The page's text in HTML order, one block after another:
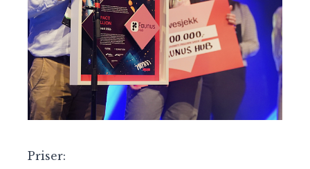
Priser: